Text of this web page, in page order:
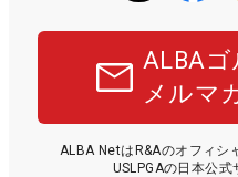
ALBA
メルマ
ALBA NetはR&Aのオフィシ
USLPGAの日本公式